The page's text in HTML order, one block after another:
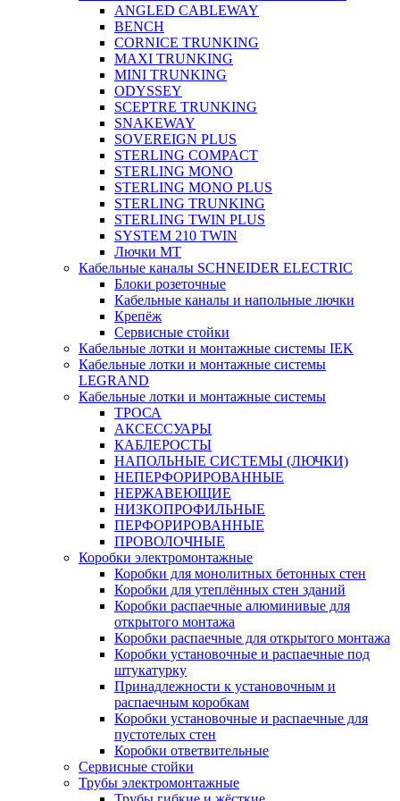
ANGLED CABLEWAY
BENCH
CORNICE TRUNKING
MAXI TRUNKING
MINI TRUNKING
ODYSSEY
SCEPTRE TRUNKING
SNAKEWAY
SOVEREIGN PLUS
STERLING COMPACT
STERLING MONO
STERLING MONO PLUS
STERLING TRUNKING
STERLING TWIN PLUS
SYSTEM 210 TWIN
Лючки MT
Кабельные каналы SCHNEIDER ELECTRIC
Блоки розеточные
Кабельные каналы и напольные лючки
Крепёж
Сервисные стойки
Кабельные лотки и монтажные системы IEK
Кабельные лотки и монтажные системы
LEGRAND
Кабельные лотки и монтажные системы
ТРОСА
АКСЕССУАРЫ
КАБЛЕРОСТЫ
НАПОЛЬНЫЕ СИСТЕМЫ (ЛЮЧКИ)
НЕПЕРФОРИРОВАННЫЕ
НЕРЖАВЕЮЩИЕ
НИЗКОПРОФИЛЬНЫЕ
ПЕРФОРИРОВАННЫЕ
ПРОВОЛОЧНЫЕ
Коробки электромонтажные
Коробки для монолитных бетонных стен
Коробки для утеплённых стен зданий
Коробки распаечные алюминивые для
открытого монтажа
Коробки распаечные для открытого монтажа
Коробки установочные и распаечные под
штукатурку
Принадлежности к установочным и
распаечным коробкам
Коробки установочные и распаечные для
пустотелых стен
Коробки ответвительные
Сервисные стойки
Трубы электромонтажные